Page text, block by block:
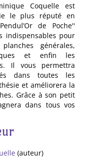
Coquelle est
le plus réputé en
de Poche''
indispensables pour
générales,
et enfin les
Il vous permettra
dans toutes les
et améliorera la
Grâce à son petit
dans tous vos
(auteur)